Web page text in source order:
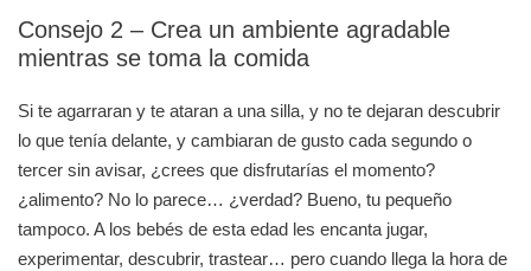
Consejo 2 – Crea un ambiente agradable
mientras se toma la comida
Si te agarraran y te ataran a una silla, y no te dejaran descubrir
lo que tenía delante, y cambiaran de gusto cada segundo o
tercer sin avisar, ¿crees que disfrutarías el momento?
¿alimento? No lo parece… ¿verdad? Bueno, tu pequeño
tampoco. A los bebés de esta edad les encanta jugar,
experimentar, descubrir, trastear… pero cuando llega la hora de